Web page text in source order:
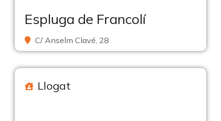
Espluga de Francolí
C/ Anselm Clavé, 28
Llogat